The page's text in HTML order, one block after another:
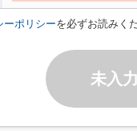
ーポリシーを必ずお読みく
未入